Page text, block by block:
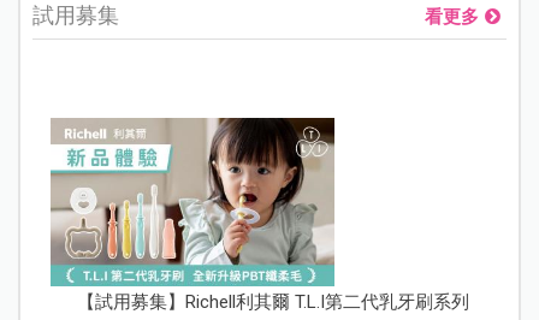
試用募集 看更多
【試用募集】Richell利其爾 T.L.I第二代乳牙刷系列